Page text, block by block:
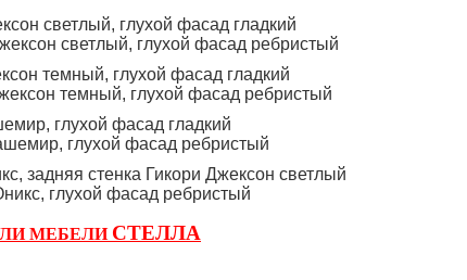
светлый, глухой фасад гладкий
светлый, глухой фасад ребристый
темный, глухой фасад гладкий
темный, глухой фасад ребристый
глухой фасад гладкий
глухой фасад ребристый
задняя стенка Гикори Джексон светлый
глухой фасад ребристый
МЕБЕЛИ СТЕЛЛА